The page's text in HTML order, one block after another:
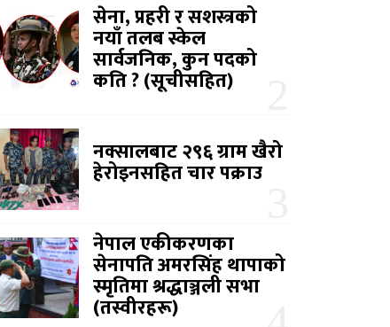
सेना, प्रहरी र सशस्त्रको
नयाँ तलब स्केल
सार्वजनिक, कुन पदको
कति ? (सूचीसहित)
नक्सालबाट २९६ ग्राम खैरो
हेरोइनसहित चार पक्राउ
नेपाल एकीकरणका
सेनापति अमरसिंह थापाको
स्मृतिमा श्रद्धाञ्जली सभा
(तस्वीरहरू)